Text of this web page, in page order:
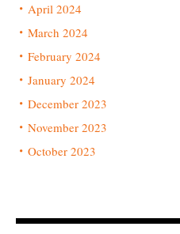
April 2024
March 2024
February 2024
January 2024
December 2023
November 2023
October 2023